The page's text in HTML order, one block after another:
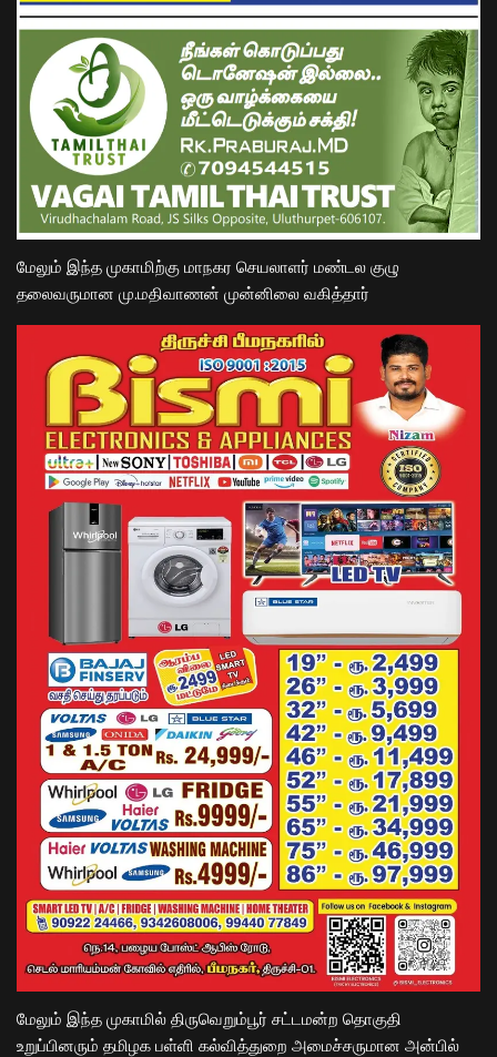
மேலும் இந்த முகாமிற்கு மாநகர செயலாளர் மண்டல குழு
தலைவருமான மு.மதிவாணன் முன்னிலை வகித்தார்
மேலும் இந்த முகாமில் திருவெறும்பூர் சட்டமன்ற தொகுதி
உறுப்பினரும் தமிழக பள்ளி கல்வித்துறை அமைச்சருமான அன்பில்